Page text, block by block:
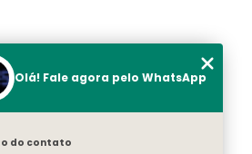
Olá! Fale agora pelo WhatsApp
do contato